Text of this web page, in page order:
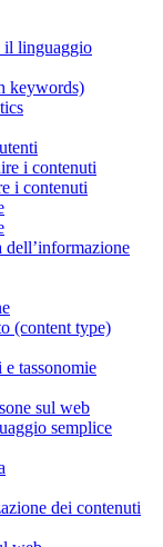
il linguaggio
keywords)
i contenuti
i contenuti
dell’informazione
(content type)
tassonomie
sul web
semplice
dei contenuti